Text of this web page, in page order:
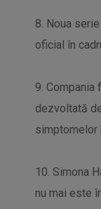
8. Noua
oficial în
9. Compania
dezvoltată
simptomelor
10. Simona
nu mai este